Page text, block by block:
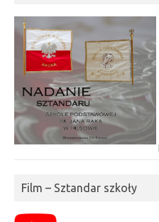
Film – Sztandar szkoły